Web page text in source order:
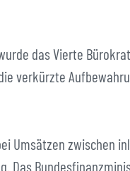
das Vierte
verkürzte
Umsätzen zwischen
Das